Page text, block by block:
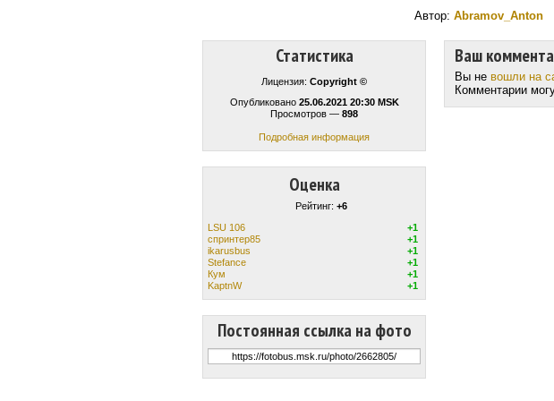
Автор: Abramov_Anton
Статистика
Лицензия: Copyright ©
Опубликовано 25.06.2021 20:30 MSK
Просмотров — 898
Подробная информация
Оценка
Рейтинг: +6
LSU 106
+1
спринтер85
+1
ikarusbus
+1
Stefance
+1
Кум
+1
KaptnW
+1
Постоянная ссылка на фото
Ваш
Вы не вошли на
Комментарии